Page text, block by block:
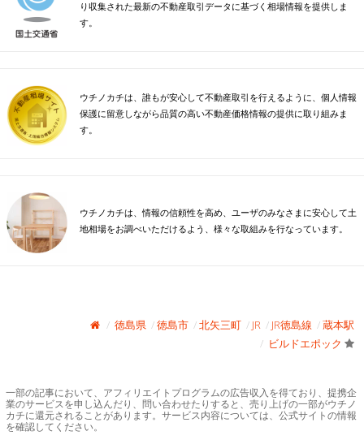
り収集された最新の不動産取引データに基づく相場情報を提供しま
す。
ウチノカチは、誰もが安心して不動産取引を行えるように、個人情報
保護に留意しながら品質の高い不動産価格情報の提供に取り組みま
す。
ウチノカチは、情報の信頼性を高め、ユーザのみなさまに安心して土
地相場をお調べいただけるよう、様々な取組みを行なっています。
徳島県 徳島市 北矢三町 JR JR徳島線
蔵本駅
ビルドエポック
一部の記事において、アフィリエイトプログラムの広告収入を得ており、提携企
業のサービスを申し込んだり、問い合わせたりすると、売り上げの一部がウチノ
カチに還元されることがあります。サービス内容については、公式サイトの情報
を確認してください。